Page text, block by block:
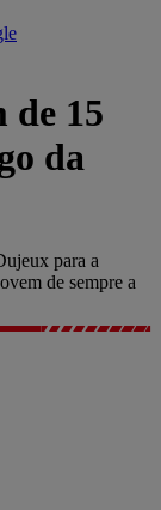
de 15
da
para a
de sempre a